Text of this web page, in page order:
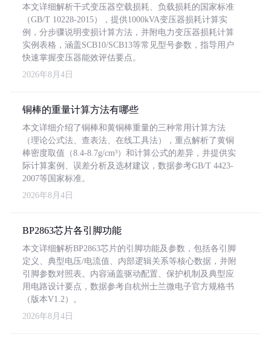
本文详细解析干式变压器空载损耗、负载损耗的国家标准
（GB/T 10228-2015），提供1000kVA变压器损耗计算实
例，分步骤说明变损计算方法，并附电力变压器损耗计算
实例表格，涵盖SCB10/SCB13等常见型号参数，指导用户
快速掌握变压器能效评估要点。
2026年8月4日
铜棒的重量计算方法有哪些
本文详细介绍了铜棒和黄铜棒重量的三种常用计算方法
（理论公式法、查表法、在线工具法），重点解析了黄铜
棒密度取值（8.4-8.7g/cm³）和计算公式的差异，并提供实
际计算案例、误差分析及选材建议，数据参考GB/T 4423-
2007等国家标准。
2026年8月4日
BP2863芯片各引脚功能
本文详细解析BP2863芯片的引脚功能及参数，包括各引脚
定义、典型电压/电流值、内部逻辑关系等核心数据，并附
引脚参数对照表。内容涵盖驱动配置、保护机制及典型应
用电路设计要点，数据参考自杭州士兰微电子官方规格书
（版本V1.2）。
2026年8月4日